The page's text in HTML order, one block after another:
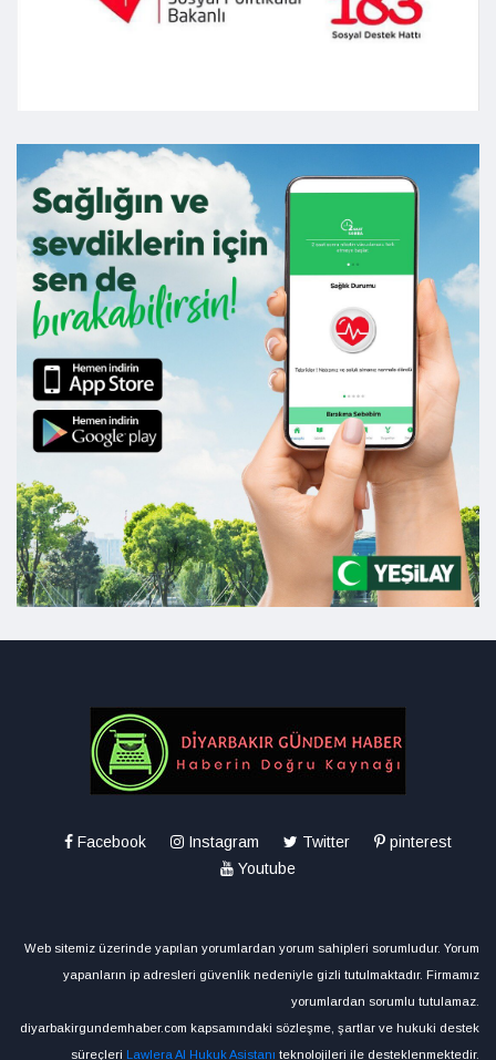
Facebook Instagram Twitter
pinterest
Youtube
Web sitemiz üzerinde yapılan yorumlardan yorum sahipleri sorumludur. Yorum
yapanların ip adresleri güvenlik nedeniyle gizli tutulmaktadır. Firmamız
yorumlardan sorumlu tutulamaz.
diyarbakirgundemhaber.com kapsamındaki sözleşme, şartlar ve hukuki destek
süreçleri
Lawlera AI Hukuk Asistanı teknolojileri ile desteklenmektedir.